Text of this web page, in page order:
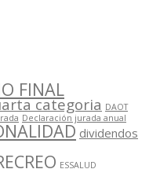
FINAL
categoria DAOT
Declaración jurada anual
dividendos
ESSALUD